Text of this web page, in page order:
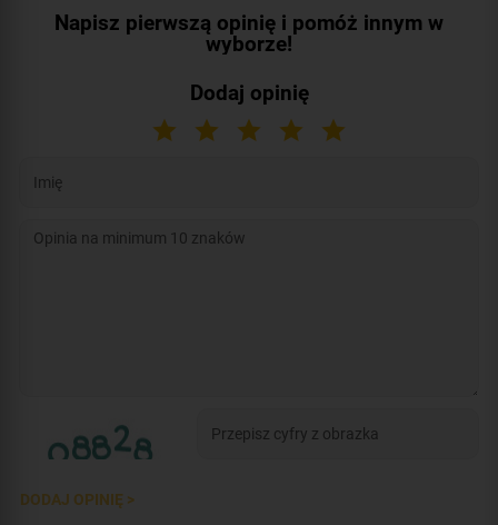
Napisz pierwszą opinię i pomóż innym w
wyborze!
Dodaj opinię
DODAJ OPINIĘ >